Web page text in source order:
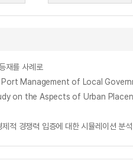
재를 사례로
of Port Management of Local
쟁력 입증에 대한 시뮬레이션 분석